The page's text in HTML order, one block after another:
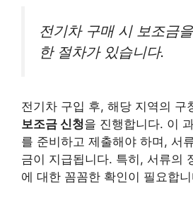
전기차 구매 시 보조금
한 절차가 있습니다.
전기차 구입 후, 해당 지역의 구
보조금 신청을 진행합니다. 이
를 준비하고 제출해야 하며, 서
금이 지급됩니다. 특히, 서류의
에 대한 꼼꼼한 확인이 필요합